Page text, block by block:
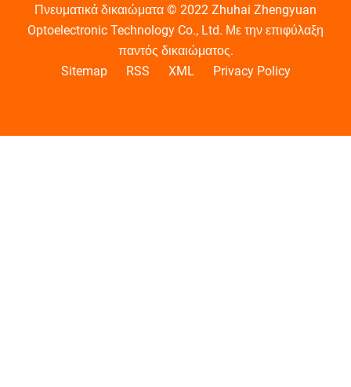
Πνευματικά δικαιώματα © 2022 Zhuhai Zhengyuan
Optoelectronic Technology Co., Ltd. Με την επιφύλαξη
παντός δικαιώματος.
Sitemap
RSS XML Privacy Policy